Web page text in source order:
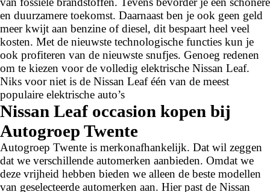
en duurzamere toekomst. Daarnaast ben je ook geen geld
meer kwijt aan benzine of diesel, dit bespaart heel veel
kosten. Met de nieuwste technologische functies kun je
ook profiteren van de nieuwste snufjes. Genoeg redenen
om te kiezen voor de volledig elektrische Nissan Leaf.
Niks voor niet is de Nissan Leaf één van de meest
populaire elektrische auto’s
Nissan Leaf occasion kopen bij
Autogroep Twente
Autogroep Twente is merkonafhankelijk. Dat wil zeggen
dat we verschillende automerken aanbieden. Omdat we
deze vrijheid hebben bieden we alleen de beste modellen
van geselecteerde automerken aan. Hier past de Nissan